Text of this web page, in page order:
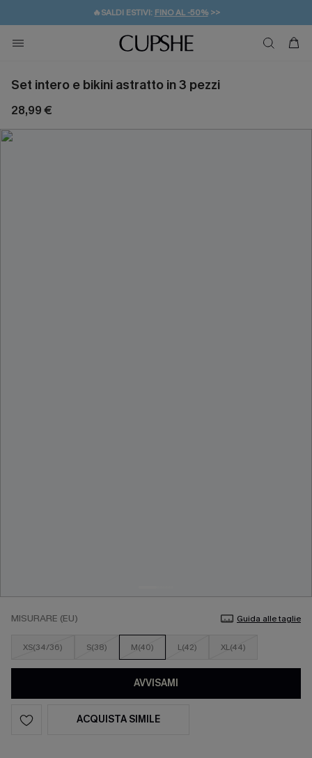
🔥SALDI ESTIVI: FINO AL -50%>>
🚚SPEDIZIONE GRATUITA DA 49€
💌REGALO PER I NUOVI: 20% DI SCONTO*
Set intero e bikini astratto in 3 pezzi
28,99 €
MISURARE (EU) Guida alle taglie
XS(34/36) S(38) M(40) L(42) XL(44)
AVVISAMI
ACQUISTA SIMILE